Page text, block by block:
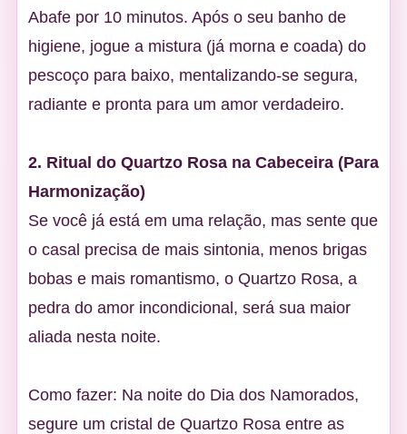
Abafe por 10 minutos. Após o seu banho de
higiene, jogue a mistura (já morna e coada) do
pescoço para baixo, mentalizando-se segura,
radiante e pronta para um amor verdadeiro.
2. Ritual do Quartzo Rosa na Cabeceira (Para
Harmonização)
Se você já está em uma relação, mas sente que
o casal precisa de mais sintonia, menos brigas
bobas e mais romantismo, o Quartzo Rosa, a
pedra do amor incondicional, será sua maior
aliada nesta noite.
Como fazer: Na noite do Dia dos Namorados,
segure um cristal de Quartzo Rosa entre as